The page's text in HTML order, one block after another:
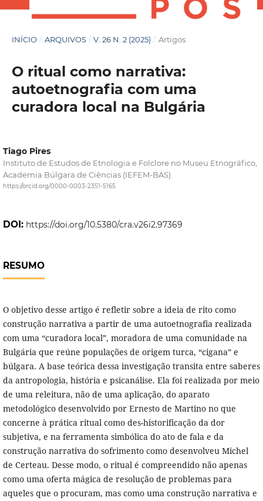
INÍCIO / ARQUIVOS / V. 26 N. 2 (2025) / Artigos
O ritual como narrativa:
autoetnografia com uma
curadora local na Bulgária
Tiago Pires
Instituto de Estudos de Etnologia e Folclore no Museu Etnográfico,
Academia Búlgara de Ciências (IEFEM-BAS).
https://orcid.org/0000-0003-2351-5165
DOI: https://doi.org/10.5380/cra.v26i2.97369
RESUMO
O objetivo desse artigo é refletir sobre a ideia de rito como
construção narrativa a partir de uma autoetnografia realizada
com uma “curadora local”, moradora de uma comunidade na
Bulgária que reúne populações de origem turca, “cigana” e
búlgara. A base teórica dessa investigação transita entre saberes
da antropologia, história e psicanálise. Ela foi realizada por meio
de uma releitura, não de uma aplicação, do aparato
metodológico desenvolvido por Ernesto de Martino no que
concerne à prática ritual como des-historificação da dor
subjetiva, e na ferramenta simbólica do ato de fala e da
construção narrativa do sofrimento como desenvolveu Michel
de Certeau. Desse modo, o ritual é compreendido não apenas
como uma oferta mágica de resolução de problemas para
aqueles que o procuram, mas como uma construção narrativa e